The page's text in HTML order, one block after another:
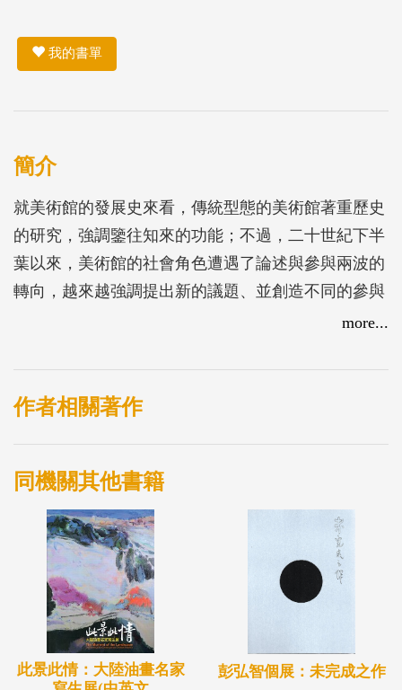
我的書單
簡介
就美術館的發展史來看，傳統型態的美術館著重歷史
的研究，強調鑒往知來的功能；不過，二十世紀下半
葉以來，美術館的社會角色遭遇了論述與參與兩波的
轉向，越來越強調提出新的議題、並創造不同的參與
體驗。臺北市立美術館除了面對國際這波美術館角色
待，為健全本地藝術生態的完整，善盡人才培育的責
任。
以降迄今有個明顯的趨勢，也就是策展人日益扮演重
要的角色，無論在展示方式的變革、新的議題脈絡的
提出，甚至是對於組織與制度的思考，都提出了許多
有趣且獨特的觀點。為了面對這個藝術生態結構的轉
型，在人才培育上提供制度性的支持，創造具有持續
性的遠景，北美館在原有的「申請展」之外，成立了
策展專案，將藝術家與策展人的培育分流，希望以具
有彈性且完善的思考，回應在地藝術生態的改變。
more...
作者相關著作
同機關其他書籍
此景此情：大陸油畫名家
彭弘智個展：未完成之作